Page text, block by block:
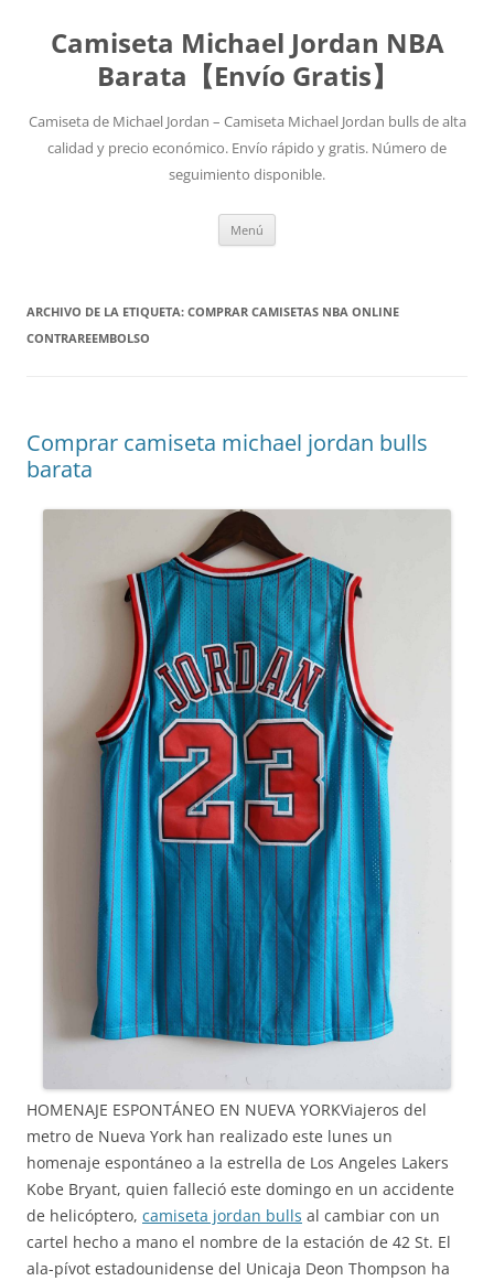
Camiseta Michael Jordan NBA
Barata【Envío Gratis】
Camiseta de Michael Jordan – Camiseta Michael Jordan bulls de alta
calidad y precio económico. Envío rápido y gratis. Número de
seguimiento disponible.
Menú
ARCHIVO DE LA ETIQUETA: COMPRAR CAMISETAS NBA ONLINE
CONTRAREEMBOLSO
Comprar camiseta michael jordan bulls
barata
HOMENAJE ESPONTÁNEO EN NUEVA YORKViajeros del
metro de Nueva York han realizado este lunes un
homenaje espontáneo a la estrella de Los Angeles Lakers
Kobe Bryant, quien falleció este domingo en un accidente
de helicóptero, camiseta jordan bulls al cambiar con un
cartel hecho a mano el nombre de la estación de 42 St. El
ala-pívot estadounidense del Unicaja Deon Thompson ha